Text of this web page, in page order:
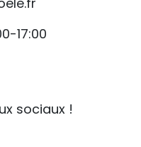
17:00
sociaux !